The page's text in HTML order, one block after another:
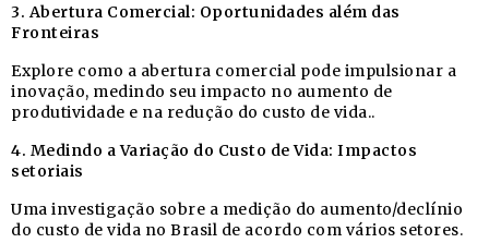
3. Abertura Comercial: Oportunidades além das
Fronteiras
Explore como a abertura comercial pode impulsionar a
inovação, medindo seu impacto no aumento de
produtividade e na redução do custo de vida..
4. Medindo a Variação do Custo de Vida: Impactos
setoriais
Uma investigação sobre a medição do aumento/declínio
do custo de vida no Brasil de acordo com vários setores.